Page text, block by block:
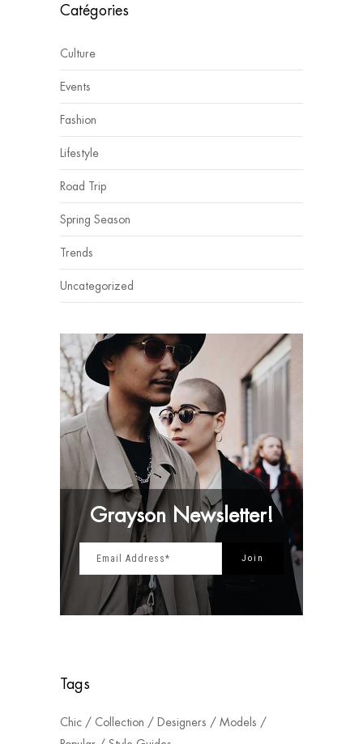
Catégories
Culture
Events
Fashion
Lifestyle
Road Trip
Spring Season
Trends
Uncategorized
Grayson Newsletter!
Tags
Chic Collection Designers
Models